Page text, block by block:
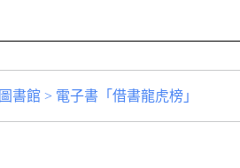
圖書館 > 電子書「借書龍虎榜」